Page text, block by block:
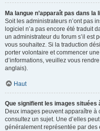
Ma langue n’apparaît pas dans la
Soit les administrateurs n’ont pas
logiciel n’a pas encore été traduit
un administrateur du forum s’il est
vous souhaitez. Si la traduction
porter volontaire et commencer
d’informations, veuillez vous
anglais).
Haut
Que signifient les images situées
Deux images peuvent apparaître à
consultez un sujet. Une d’elles
généralement représentée par des